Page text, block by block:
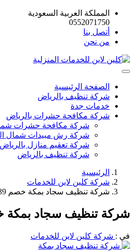
المملكة العربية السعودية
0552071750
أتصل بنا
من نحن
الصفحة الرئيسية
شركة تنظيف بالرياض
خدمات جدة
شركة مكافحة حشرات بالرياض
شركة مكافحة حشرات
شركة رش مبيدات شمال
شركة تعقيم منازل بالرياض
شركة تنظيف بالرياض
الرئيسية
شركة كلين لاين للخدمات
شركة تنظيف سجاد بمكة خصم 39% احجز الان 0556501701 نظافة عامة
شركة تنظيف سجاد بمكة خصم 39% احجز الان 0556501701
في : شركة كلين لاين للخدمات